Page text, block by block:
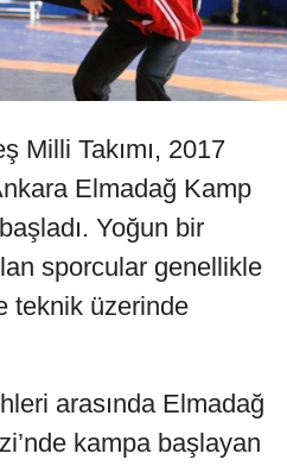
Milli Takımı, 2017
Elmadağ Kamp
Yoğun bir
sporcular genellikle
teknik üzerinde
arasında Elmadağ
kampa başlayan